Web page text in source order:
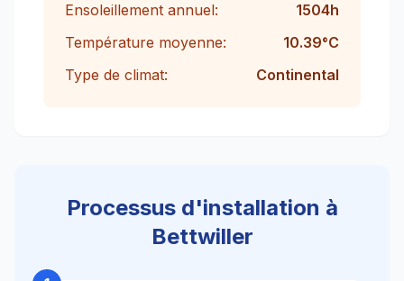
Ensoleillement annuel: 1504h
Température moyenne:
10.39°C
Type de climat:
Continental
Processus d'installation à
Bettwiller